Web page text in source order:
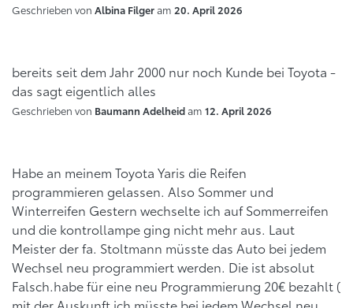
Geschrieben von Albina Filgeram 20. April 2026
bereits seit dem Jahr 2000 nur noch Kunde bei Toyota -
das sagt eigentlich alles
Geschrieben von Baumann Adelheidam 12. April 2026
Habe an meinem Toyota Yaris die Reifen
programmieren gelassen. Also Sommer und
Winterreifen Gestern wechselte ich auf Sommerreifen
und die kontrollampe ging nicht mehr aus. Laut
Meister der fa. Stoltmann müsste das Auto bei jedem
Wechsel neu programmiert werden. Die ist absolut
Falsch.habe für eine neu Programmierung 20€ bezahlt (